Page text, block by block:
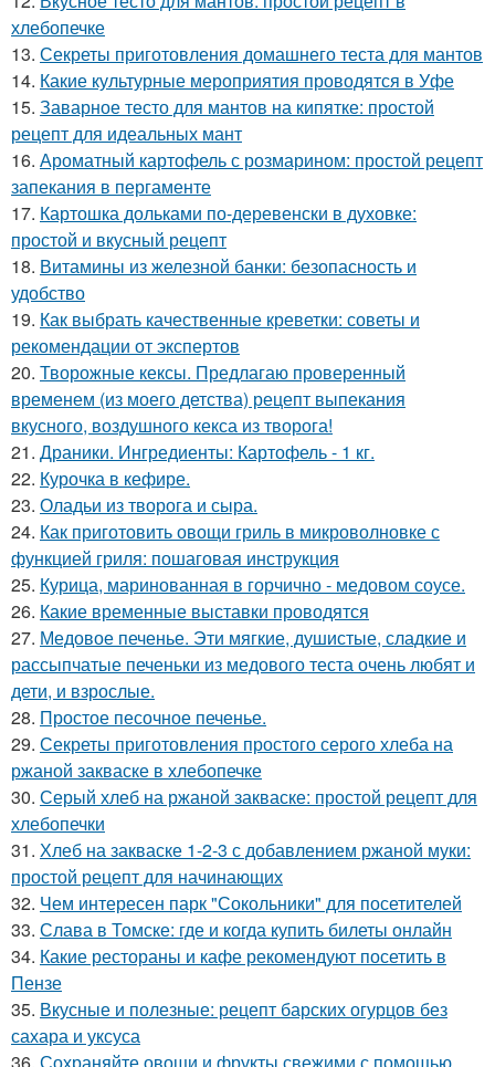
хлебопечке
13. Секреты приготовления домашнего теста для мантов
14. Какие культурные мероприятия проводятся в Уфе
15. Заварное тесто для мантов на кипятке: простой
рецепт для идеальных мант
16. Ароматный картофель с розмарином: простой рецепт
запекания в пергаменте
17. Картошка дольками по-деревенски в духовке:
простой и вкусный рецепт
18. Витамины из железной банки: безопасность и
удобство
19. Как выбрать качественные креветки: советы и
рекомендации от экспертов
20. Творожные кексы. Предлагаю проверенный
временем (из моего детства) рецепт выпекания
вкусного, воздушного кекса из творога!
21. Драники. Ингредиенты: Картофель - 1 кг.
22. Курочка в кефире.
23. Оладьи из творога и сыра.
24. Как приготовить овощи гриль в микроволновке с
функцией гриля: пошаговая инструкция
25. Курица, маринованная в горчично - медовом соусе.
26. Какие временные выставки проводятся
27. Медовое печенье. Эти мягкие, душистые, сладкие и
рассыпчатые печеньки из медового теста очень любят и
дети, и взрослые.
28. Простое песочное печенье.
29. Секреты приготовления простого серого хлеба на
ржаной закваске в хлебопечке
30. Серый хлеб на ржаной закваске: простой рецепт для
хлебопечки
31. Хлеб на закваске 1-2-3 с добавлением ржаной муки:
простой рецепт для начинающих
32. Чем интересен парк "Сокольники" для посетителей
33. Слава в Томске: где и когда купить билеты онлайн
34. Какие рестораны и кафе рекомендуют посетить в
Пензе
35. Вкусные и полезные: рецепт барских огурцов без
сахара и уксуса